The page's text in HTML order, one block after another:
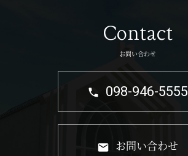
Contact
お問い合わせ
098-946-5555
お問い合わせ